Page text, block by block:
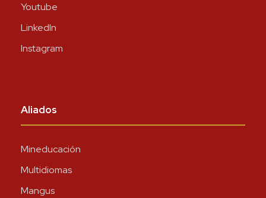
Youtube
LinkedIn
Instagram
Aliados
Mineducación
Multidiomas
Mangus